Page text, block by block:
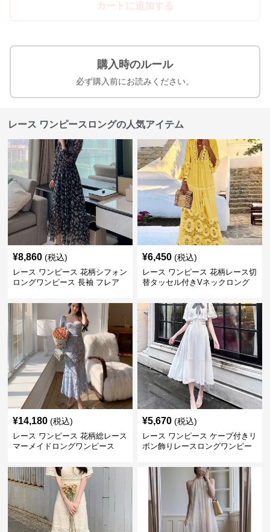
カートに追加する
購入時のルール
必ず購入前にお読みください。
レース ワンピースロングの人気アイテム
¥8,860 (税込)
レース ワンピース 花柄シフォン
ロングワンピース 長袖 フレア
¥6,450 (税込)
レース ワンピース 花柄レース切
替タッセル付きVネックロング
¥14,180 (税込)
レース ワンピース 花柄総レース
マーメイドロングワンピース
¥5,670 (税込)
レース ワンピース ケープ付きリ
ボン飾りレースロングワンピー